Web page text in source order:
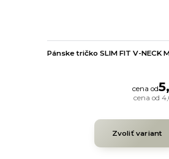
Pánske tričko SLIM FIT V-NECK
cena od
cena od
Zvoliť variant